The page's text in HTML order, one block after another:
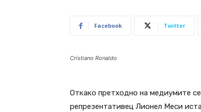
Facebook Twitter
Cristiano Ronaldo
Откако претходно на медиумите
репрезентативец Лионел Меси